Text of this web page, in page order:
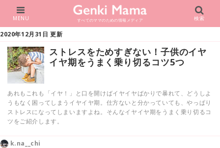
すべてのママのための情報メディア
MENU 検索
2020年12月31日 更新
ストレスをためすぎない！子供のイヤ
イヤ期をうまく乗り切るコツ5つ
あれもこれも「イヤ！」と口を開けばイヤイヤばかりで暴れて、どうしよ
うもなく困ってしまうイヤイヤ期。仕方ないと分かっていても、やっぱり
ストレスになってしまいますよね。そんなイヤイヤ期をうまく乗り切るコ
ツをご紹介します。
k.na__chi